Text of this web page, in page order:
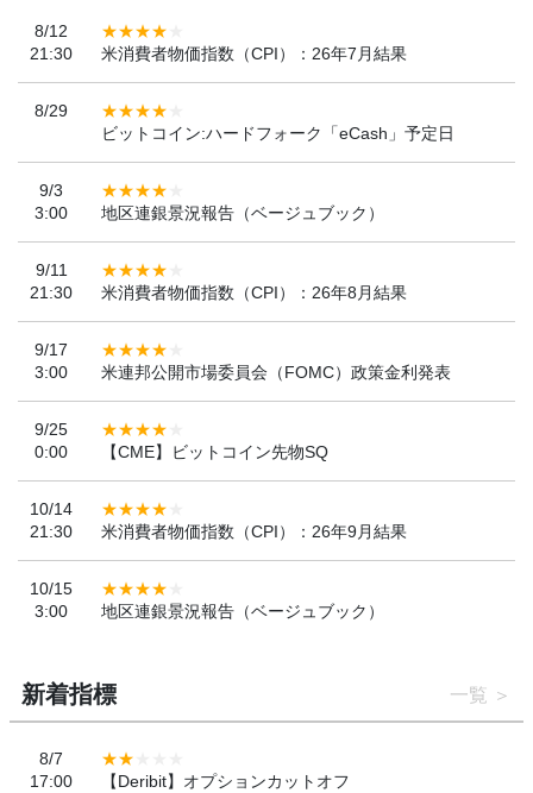
8/12
21:30
米消費者物価指数（CPI）：26年7月結果
8/29
ビットコイン:ハードフォーク「eCash」予定日
9/3
3:00
地区連銀景況報告（ベージュブック）
9/11
21:30
米消費者物価指数（CPI）：26年8月結果
9/17
3:00
米連邦公開市場委員会（FOMC）政策金利発表
9/25
0:00
【CME】ビットコイン先物SQ
10/14
21:30
米消費者物価指数（CPI）：26年9月結果
10/15
3:00
地区連銀景況報告（ベージュブック）
新着指標 一覧
8/7
17:00
【Deribit】オプションカットオフ